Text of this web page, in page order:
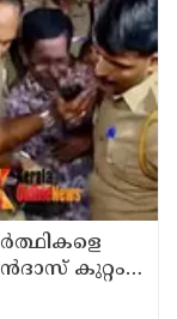
കുറ്റം